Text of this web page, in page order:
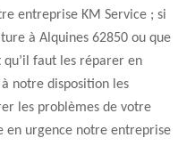
entreprise KM Service ; si
à Alquines 62850 ou que
faut les réparer en
notre disposition les
les problèmes de votre
en urgence notre entreprise